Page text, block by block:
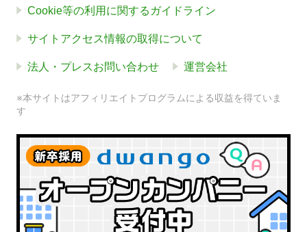
Cookie等の利用に関するガイドライン
サイトアクセス情報の取得について
法人・プレスお問い合わせ 運営会社
※本サイトはアフィリエイトプログラムによる収益を得ていま
す